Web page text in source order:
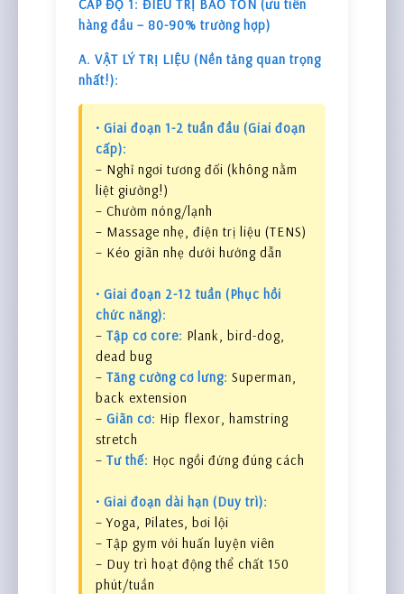
CẤP ĐỘ 1: ĐIỀU TRỊ BẢO TỒN (ưu tiên
hàng đầu – 80-90% trường hợp)
A. VẬT LÝ TRỊ LIỆU (Nền tảng quan trọng
nhất!):
• Giai đoạn 1-2 tuần đầu (Giai đoạn
cấp):
– Nghỉ ngơi tương đối (không nằm
liệt giường!)
– Chườm nóng/lạnh
– Massage nhẹ, điện trị liệu (TENS)
– Kéo giãn nhẹ dưới hướng dẫn
• Giai đoạn 2-12 tuần (Phục hồi
chức năng):
– Tập cơ core: Plank, bird-dog,
dead bug
– Tăng cường cơ lưng: Superman,
back extension
– Giãn cơ: Hip flexor, hamstring
stretch
– Tư thế: Học ngồi đứng đúng cách
• Giai đoạn dài hạn (Duy trì):
– Yoga, Pilates, bơi lội
– Tập gym với huấn luyện viên
– Duy trì hoạt động thể chất 150
phút/tuần